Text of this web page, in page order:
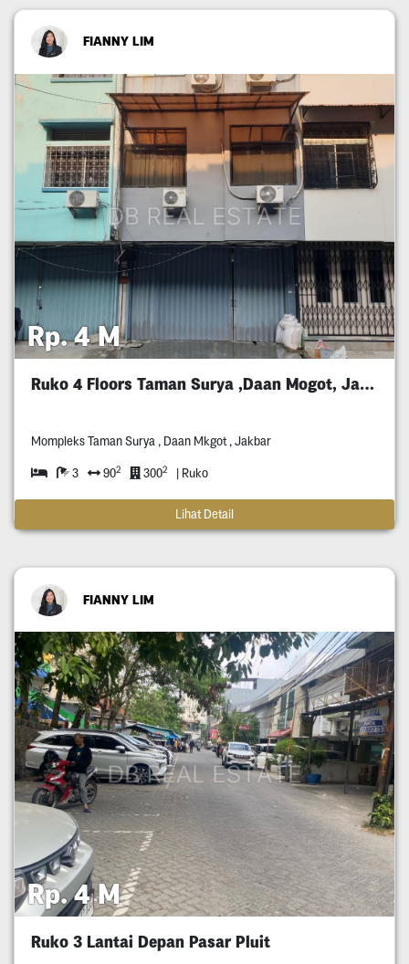
FIANNY LIM
Rp. 4 M
Ruko 4 Floors Taman Surya ,Daan Mogot, Jakbar
Mompleks Taman Surya , Daan Mkgot , Jakbar
3 902 3002 | Ruko
Lihat Detail
FIANNY LIM
Rp. 4 M
Ruko 3 Lantai Depan Pasar Pluit